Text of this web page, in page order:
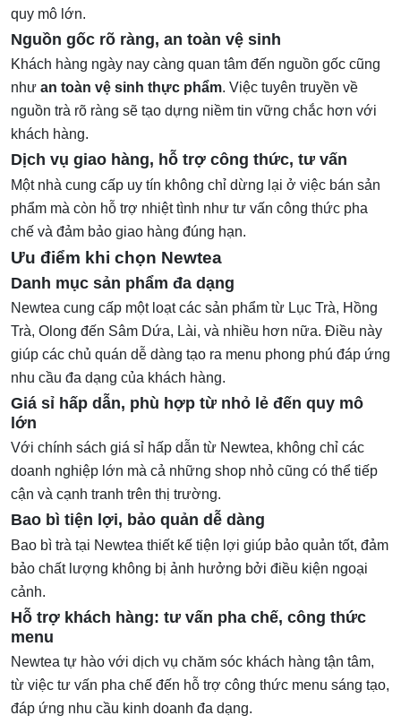
quy mô lớn.
Nguồn gốc rõ ràng, an toàn vệ sinh
Khách hàng ngày nay càng quan tâm đến nguồn gốc cũng
như an toàn vệ sinh thực phẩm. Việc tuyên truyền về
nguồn trà rõ ràng sẽ tạo dựng niềm tin vững chắc hơn với
khách hàng.
Dịch vụ giao hàng, hỗ trợ công thức, tư vấn
Một nhà cung cấp uy tín không chỉ dừng lại ở việc bán sản
phẩm mà còn hỗ trợ nhiệt tình như tư vấn công thức pha
chế và đảm bảo giao hàng đúng hạn.
Ưu điểm khi chọn Newtea
Danh mục sản phẩm đa dạng
Newtea cung cấp một loạt các sản phẩm từ Lục Trà, Hồng
Trà, Olong đến Sâm Dứa, Lài, và nhiều hơn nữa. Điều này
giúp các chủ quán dễ dàng tạo ra menu phong phú đáp ứng
nhu cầu đa dạng của khách hàng.
Giá sỉ hấp dẫn, phù hợp từ nhỏ lẻ đến quy mô
lớn
Với chính sách giá sỉ hấp dẫn từ Newtea, không chỉ các
doanh nghiệp lớn mà cả những shop nhỏ cũng có thể tiếp
cận và cạnh tranh trên thị trường.
Bao bì tiện lợi, bảo quản dễ dàng
Bao bì trà tại Newtea thiết kế tiện lợi giúp bảo quản tốt, đảm
bảo chất lượng không bị ảnh hưởng bởi điều kiện ngoại
cảnh.
Hỗ trợ khách hàng: tư vấn pha chế, công thức
menu
Newtea tự hào với dịch vụ chăm sóc khách hàng tận tâm,
từ việc tư vấn pha chế đến hỗ trợ công thức menu sáng tạo,
đáp ứng nhu cầu kinh doanh đa dạng.